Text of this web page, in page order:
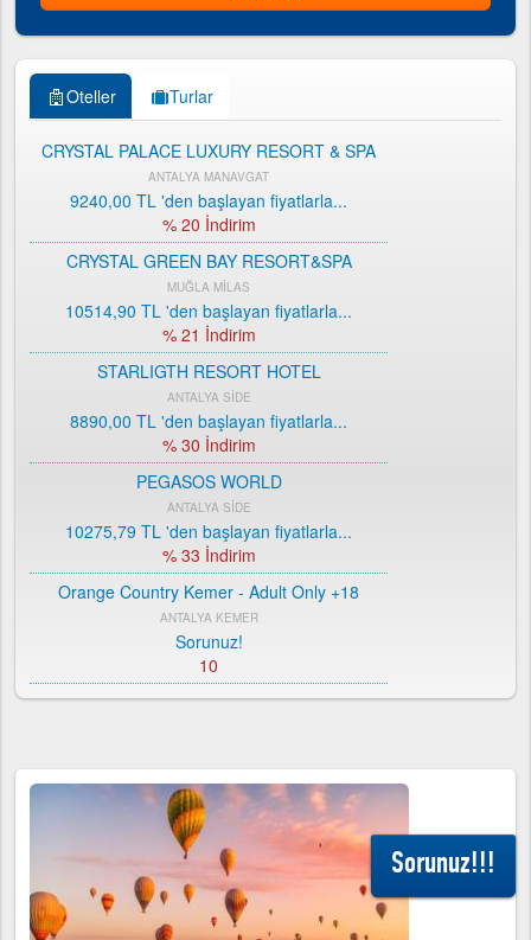
Oteller Turlar
CRYSTAL PALACE LUXURY RESORT & SPA
ANTALYA MANAVGAT
9240,00 TL 'den başlayan fiyatlarla...
% 20 İndirim
CRYSTAL GREEN BAY RESORT&SPA
MUĞLA MİLAS
10514,90 TL 'den başlayan fiyatlarla...
% 21 İndirim
STARLIGTH RESORT HOTEL
ANTALYA SİDE
8890,00 TL 'den başlayan fiyatlarla...
% 30 İndirim
PEGASOS WORLD
ANTALYA SİDE
10275,79 TL 'den başlayan fiyatlarla...
% 33 İndirim
Orange Country Kemer - Adult Only +18
ANTALYA KEMER
Sorunuz!
10
ROYAL ASARLIK BEACH HOTEL SPA
% 28 İndirim
ORANGE COUNTRY RESORT HOTEL BELEK
ANTALYA BELEK
9528,00 TL
'den başlayan fiyatlarla...
% 52 İndirim
CLUB HOTEL TURAN PRİNCE WORLD
Sorunuz!!!